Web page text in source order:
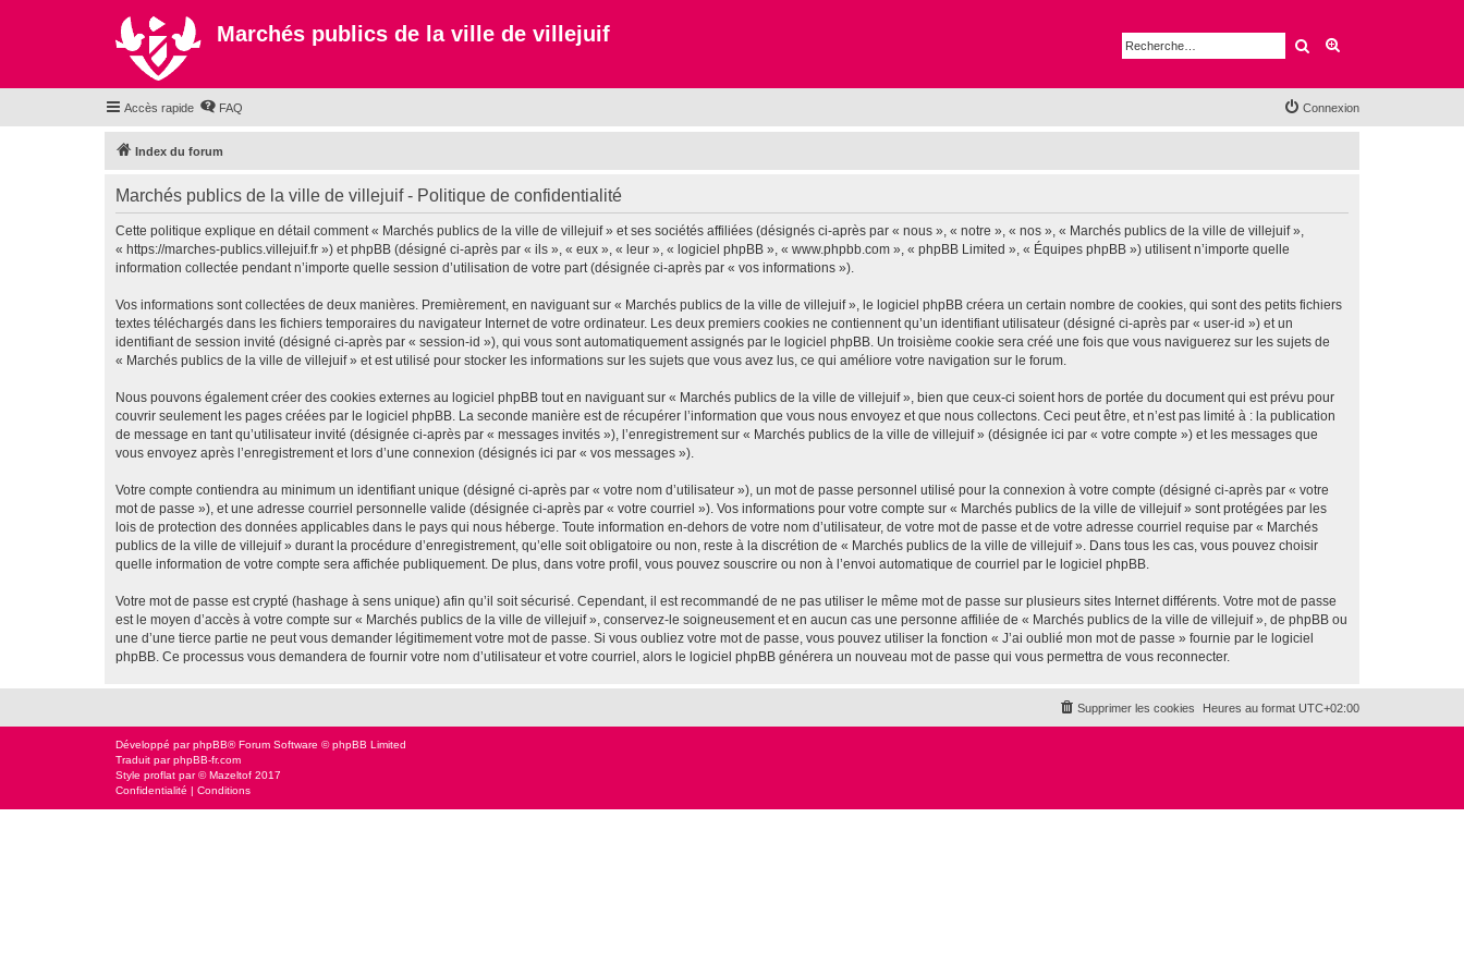
Marchés publics de la ville de villejuif Rechercher
Accès rapide FAQ Connexion
Index du forum
Marchés publics de la ville de villejuif - Politique de confidentialité
Cette politique explique en détail comment « Marchés publics de la ville de villejuif » et ses sociétés affiliées (désignés ci-après par « nous », « notre », « nos », « Marchés publics de la ville de villejuif »,
« https://marches-publics.villejuif.fr ») et phpBB (désigné ci-après par « ils », « eux », « leur », « logiciel phpBB », « www.phpbb.com », « phpBB Limited », « Équipes phpBB ») utilisent n’importe quelle
information collectée pendant n’importe quelle session d’utilisation de votre part (désignée ci-après par « vos informations »).
Vos informations sont collectées de deux manières. Premièrement, en naviguant sur « Marchés publics de la ville de villejuif », le logiciel phpBB créera un certain nombre de cookies, qui sont des petits fichiers
textes téléchargés dans les fichiers temporaires du navigateur Internet de votre ordinateur. Les deux premiers cookies ne contiennent qu’un identifiant utilisateur (désigné ci-après par « user-id ») et un
identifiant de session invité (désigné ci-après par « session-id »), qui vous sont automatiquement assignés par le logiciel phpBB. Un troisième cookie sera créé une fois que vous naviguerez sur les sujets de
« Marchés publics de la ville de villejuif » et est utilisé pour stocker les informations sur les sujets que vous avez lus, ce qui améliore votre navigation sur le forum.
Nous pouvons également créer des cookies externes au logiciel phpBB tout en naviguant sur « Marchés publics de la ville de villejuif », bien que ceux-ci soient hors de portée du document qui est prévu pour
couvrir seulement les pages créées par le logiciel phpBB. La seconde manière est de récupérer l’information que vous nous envoyez et que nous collectons. Ceci peut être, et n’est pas limité à : la publication
de message en tant qu’utilisateur invité (désignée ci-après par « messages invités »), l’enregistrement sur « Marchés publics de la ville de villejuif » (désignée ici par « votre compte ») et les messages que
vous envoyez après l’enregistrement et lors d’une connexion (désignés ici par « vos messages »).
Votre compte contiendra au minimum un identifiant unique (désigné ci-après par « votre nom d’utilisateur »), un mot de passe personnel utilisé pour la connexion à votre compte (désigné ci-après par « votre
mot de passe »), et une adresse courriel personnelle valide (désignée ci-après par « votre courriel »). Vos informations pour votre compte sur « Marchés publics de la ville de villejuif » sont protégées par les
lois de protection des données applicables dans le pays qui nous héberge. Toute information en-dehors de votre nom d’utilisateur, de votre mot de passe et de votre adresse courriel requise par « Marchés
publics de la ville de villejuif » durant la procédure d’enregistrement, qu’elle soit obligatoire ou non, reste à la discrétion de « Marchés publics de la ville de villejuif ». Dans tous les cas, vous pouvez choisir
quelle information de votre compte sera affichée publiquement. De plus, dans votre profil, vous pouvez souscrire ou non à l’envoi automatique de courriel par le logiciel phpBB.
Votre mot de passe est crypté (hashage à sens unique) afin qu’il soit sécurisé. Cependant, il est recommandé de ne pas utiliser le même mot de passe sur plusieurs sites Internet différents. Votre mot de passe
est le moyen d’accès à votre compte sur « Marchés publics de la ville de villejuif », conservez-le soigneusement et en aucun cas une personne affiliée de « Marchés publics de la ville de villejuif », de phpBB ou
une d’une tierce partie ne peut vous demander légitimement votre mot de passe. Si vous oubliez votre mot de passe, vous pouvez utiliser la fonction « J’ai oublié mon mot de passe » fournie par le logiciel
phpBB. Ce processus vous demandera de fournir votre nom d’utilisateur et votre courriel, alors le logiciel phpBB générera un nouveau mot de passe qui vous permettra de vous reconnecter.
Heures au format UTC+02:00
Supprimer les cookies
Développé parphpBB® Forum Software © phpBB Limited
Traduit parphpBB-fr.com
Style proflat par ©Mazeltof 2017
Confidentialité | Conditions